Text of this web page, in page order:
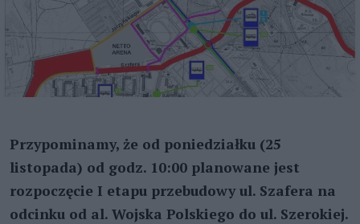
Przypominamy, że od poniedziałku (25
listopada) od godz. 10:00 planowane jest
rozpoczęcie I etapu przebudowy ul. Szafera na
odcinku od al. Wojska Polskiego do ul. Szerokiej.